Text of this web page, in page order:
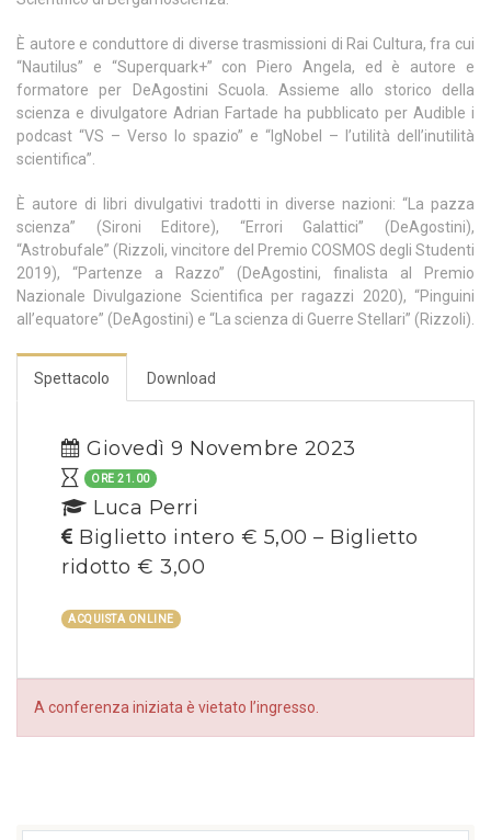
È autore e conduttore di diverse trasmissioni di Rai Cultura, fra cui
“Nautilus” e “Superquark+” con Piero Angela, ed è autore e
formatore per DeAgostini Scuola. Assieme allo storico della
scienza e divulgatore Adrian Fartade ha pubblicato per Audible i
podcast “VS – Verso lo spazio” e “IgNobel – l’utilità dell’inutilità
scientifica”.
È autore di libri divulgativi tradotti in diverse nazioni: “La pazza
scienza” (Sironi Editore), “Errori Galattici” (DeAgostini),
“Astrobufale” (Rizzoli, vincitore del Premio COSMOS degli Studenti
2019), “Partenze a Razzo” (DeAgostini, finalista al Premio
Nazionale Divulgazione Scientifica per ragazzi 2020), “Pinguini
all’equatore” (DeAgostini) e “La scienza di Guerre Stellari” (Rizzoli).
Spettacolo Download
Giovedì 9 Novembre 2023
ORE 21.00
Luca Perri
Biglietto intero € 5,00 – Biglietto
ridotto € 3,00
ACQUISTA ONLINE
A conferenza iniziata è vietato l’ingresso.